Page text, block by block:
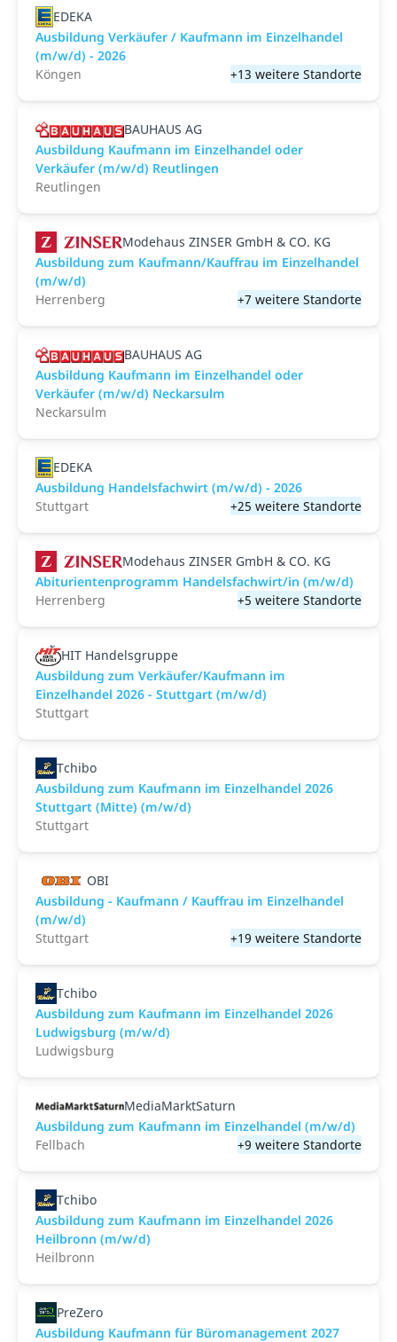
EDEKA
Ausbildung Verkäufer / Kaufmann im Einzelhandel
(m/w/d) - 2026
Köngen
+13 weitere Standorte
BAUHAUS AG
Ausbildung Kaufmann im Einzelhandel oder
Verkäufer (m/w/d) Reutlingen
Reutlingen
Modehaus ZINSER GmbH & CO. KG
Ausbildung zum Kaufmann/Kauffrau im Einzelhandel
(m/w/d)
Herrenberg
+7 weitere Standorte
BAUHAUS AG
Ausbildung Kaufmann im Einzelhandel oder
Verkäufer (m/w/d) Neckarsulm
Neckarsulm
EDEKA
Ausbildung Handelsfachwirt (m/w/d) - 2026
Stuttgart
+25 weitere Standorte
Modehaus ZINSER GmbH & CO. KG
Abiturientenprogramm Handelsfachwirt/in (m/w/d)
Herrenberg
+5 weitere Standorte
HIT Handelsgruppe
Ausbildung zum Verkäufer/Kaufmann im
Einzelhandel 2026 - Stuttgart (m/w/d)
Stuttgart
Tchibo
Ausbildung zum Kaufmann im Einzelhandel 2026
Stuttgart (Mitte) (m/w/d)
Stuttgart
OBI
Ausbildung - Kaufmann / Kauffrau im Einzelhandel
(m/w/d)
Stuttgart
+19 weitere Standorte
Tchibo
Ausbildung zum Kaufmann im Einzelhandel 2026
Ludwigsburg (m/w/d)
Ludwigsburg
MediaMarktSaturn
Ausbildung zum Kaufmann im Einzelhandel (m/w/d)
Fellbach
+9 weitere Standorte
Tchibo
Ausbildung zum Kaufmann im Einzelhandel 2026
Heilbronn (m/w/d)
Heilbronn
PreZero
Ausbildung Kaufmann für Büromanagement 2027